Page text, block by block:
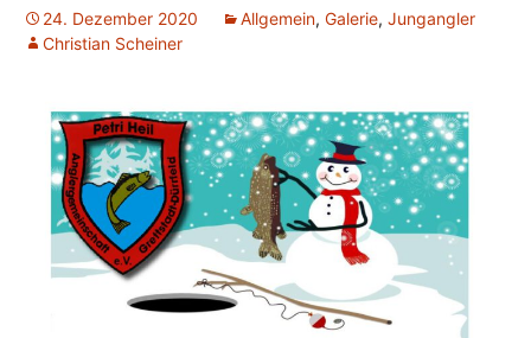
24. Dezember 2020 Allgemein, Galerie, Jungangler
Christian Scheiner